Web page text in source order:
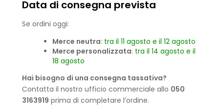
Data di consegna prevista
Se ordini oggi:
Merce neutra: tra il 11 agosto e il 12 agosto
Merce personalizzata: tra il 14 agosto e il
18 agosto
Hai bisogno di una consegna tassativa?
Contatta il nostro ufficio commerciale allo 050
3163919 prima di completare l’ordine.